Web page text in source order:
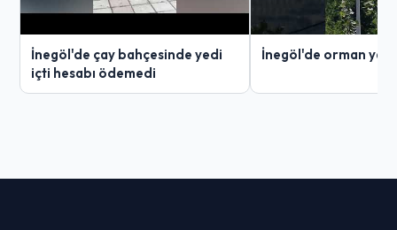
İnegöl'de çay bahçesinde yedi
içti hesabı ödemedi
İnegöl'de orman